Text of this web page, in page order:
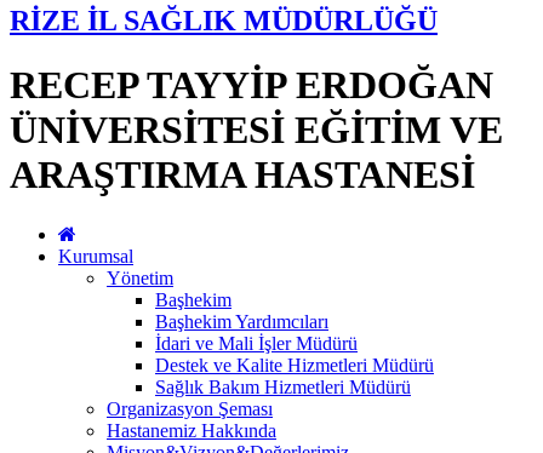
RİZE İL SAĞLIK MÜDÜRLÜĞÜ
RECEP TAYYİP ERDOĞAN
ÜNİVERSİTESİ EĞİTİM VE
ARAŞTIRMA HASTANESİ
Kurumsal
Yönetim
Başhekim
Başhekim Yardımcıları
İdari ve Mali İşler Müdürü
Destek ve Kalite Hizmetleri Müdürü
Sağlık Bakım Hizmetleri Müdürü
Organizasyon Şeması
Hastanemiz Hakkında